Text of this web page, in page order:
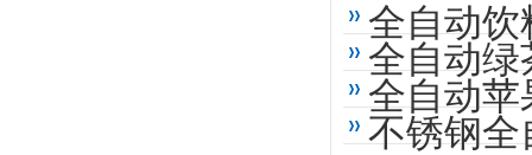
全自动饮
全自动绿
全自动苹
不锈钢全